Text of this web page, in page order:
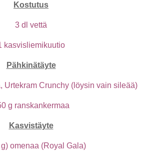
Kostutus
3 dl vettä
kasvisliemikuutio
Pähkinätäyte
Urtekram Crunchy (löysin vain sileää)
g ranskankermaa
Kasvistäyte
omenaa (Royal Gala)